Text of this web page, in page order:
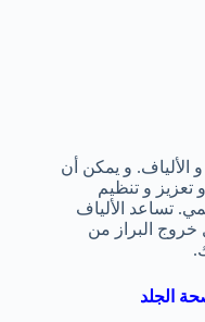
الألياف. و يمكن أن
تعزيز و تنظيم
تساعد الألياف
خروج البراز من